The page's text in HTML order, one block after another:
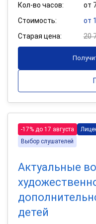
Кол-во часов:
от
Стоимость:
от
Старая цена:
20
-17% до 17 августа
Выбор слушателей
Актуальные
детей